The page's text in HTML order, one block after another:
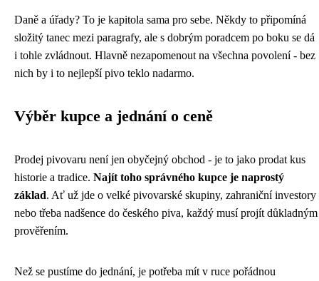
Daně a úřady? To je kapitola sama pro sebe. Někdy to připomíná
složitý tanec mezi paragrafy, ale s dobrým poradcem po boku se dá
i tohle zvládnout. Hlavně nezapomenout na všechna povolení - bez
nich by i to nejlepší pivo teklo nadarmo.
Výběr kupce a jednání o ceně
Prodej pivovaru není jen obyčejný obchod - je to jako prodat kus
historie a tradice. Najít toho správného kupce je naprostý
základ. Ať už jde o velké pivovarské skupiny, zahraniční investory
nebo třeba nadšence do českého piva, každý musí projít důkladným
prověřením.
Než se pustíme do jednání, je potřeba mít v ruce pořádnou